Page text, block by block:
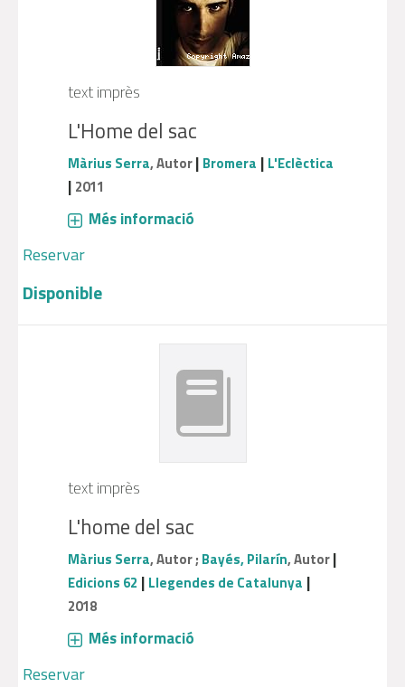
text imprès
L'Home del sac
Màrius Serra, Autor| Bromera | L'Eclèctica
| 2011
Més informació
Reservar
Disponible
text imprès
L'home del sac
Màrius Serra, Autor ; Bayés, Pilarín, Autor|
Edicions 62 | Llegendes de Catalunya |
2018
Més informació
Reservar